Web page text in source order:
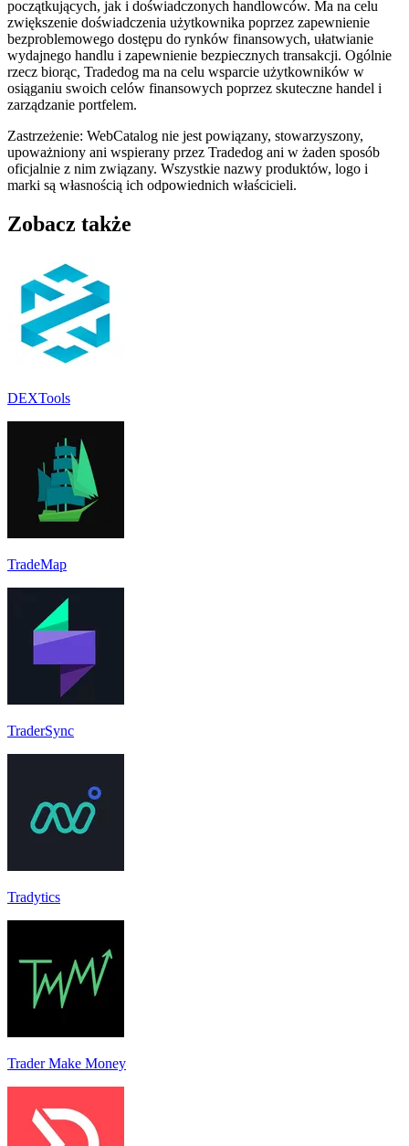
początkujących, jak i doświadczonych handlowców. Ma na celu
zwiększenie doświadczenia użytkownika poprzez zapewnienie
bezproblemowego dostępu do rynków finansowych, ułatwianie
wydajnego handlu i zapewnienie bezpiecznych transakcji. Ogólnie
rzecz biorąc, Tradedog ma na celu wsparcie użytkowników w
osiąganiu swoich celów finansowych poprzez skuteczne handel i
zarządzanie portfelem.
Zastrzeżenie: WebCatalog nie jest powiązany, stowarzyszony,
upoważniony ani wspierany przez Tradedog ani w żaden sposób
oficjalnie z nim związany. Wszystkie nazwy produktów, logo i
marki są własnością ich odpowiednich właścicieli.
Zobacz także
DEXTools
TradeMap
TraderSync
Tradytics
Trader Make Money